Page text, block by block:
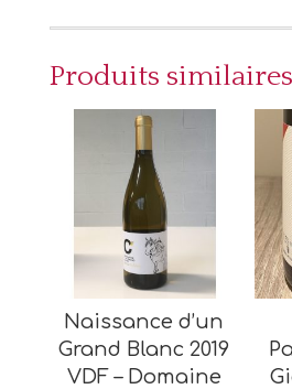
Produits similaires
Naissance d’un
Grand Blanc 2019
VDF – Domaine